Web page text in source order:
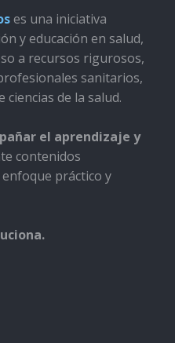
es una iniciativa
y educación en salud,
a recursos rigurosos,
sanitarios,
de la salud.
el aprendizaje y
contenidos
práctico y